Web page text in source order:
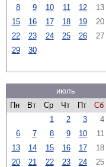
8
9 10 11 12 13
15
16 17 18 19 20
22
23 24 25 26 27
29
30
июль
Пн
Вт Ср Чт Пт Сб
1
2 3 4
6
7 8 9 10 11
13
14 15 16 17 18
20
21 22 23 24 25